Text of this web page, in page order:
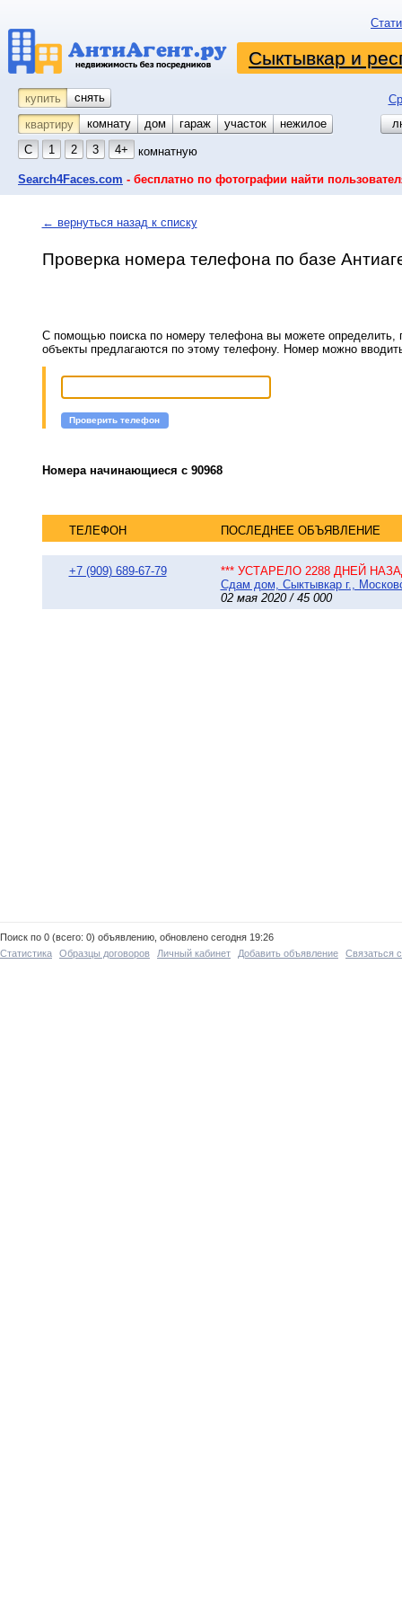
Сыктывкар и
купить снять
квартиру
комнату койко-место
дом гараж участок
нежилое
С
1 2 3 4+ комнатную
Search4Faces.com - бесплатно по фотографии найти
← вернуться назад к списку
Проверка номера телефона по базе
С помощью поиска по номеру телефона вы можете определить,
объекты предлагаются по этому телефону. Номер можно
Проверить телефон
Номера начинающиеся с 90968
ТЕЛЕФОН ПОСЛЕДНЕЕ ОБЪЯВЛЕНИЕ
+7 (909) 689-67-79
*** УСТАРЕЛО 2288 ДНЕЙ
Сдам дом, Сыктывкар г.,
02 мая 2020 / 45 000
Поиск по 0 (всего: 0) объявлению, обновлено сегодня 19:26
Статистика
Образцы договоров Личный кабинет Добавить объявление Связаться